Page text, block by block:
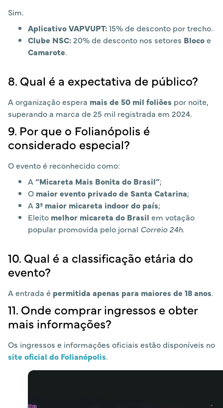
Sim.
Aplicativo VAPVUPT:15% de desconto por trecho.
Clube NSC:20% de desconto nos setores Blocoe
Camarote.
8. Qual é a expectativa de público?
A organização espera mais de 50 mil foliões por noite,
superando a marca de 25 mil registrada em 2024.
9. Por que o Folianópolis é
considerado especial?
O evento é reconhecido como:
A “Micareta Mais Bonita do Brasil”;
O maior evento privado de Santa Catarina;
A 3ª maior micareta indoor do país;
Eleito melhor micareta do Brasil em votação
popular promovida pelo jornal Correio 24h.
10. Qual é a classificação etária do
evento?
A entrada é permitida apenas para maiores de 18 anos.
11. Onde comprar ingressos e obter
mais informações?
Os ingressos e informações oficiais estão disponíveis no
site oficial do Folianópolis.